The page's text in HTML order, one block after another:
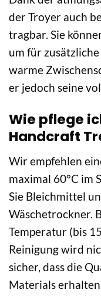
der Troyer auch
tragbar. Sie
um für
warme
er jedoch seine
Wie pflege
Handcraft
Wir empfehlen
maximal 60°C im
Sie Bleichmittel
Wäschetrockner.
Temperatur (bis
Reinigung wird
sicher, dass die
Materials